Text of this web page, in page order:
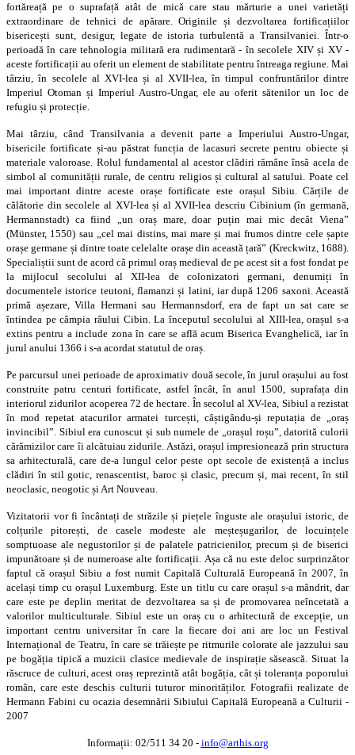
fortăreață pe o suprafață atât de mică care stau mărturie a unei varietăți
extraordinare de tehnici de apărare. Originile și dezvoltarea fortificațiilor
bisericești sunt, desigur, legate de istoria turbulentă a Transilvaniei. Într-o
perioadă în care tehnologia militară era rudimentară - în secolele XIV și XV -
aceste fortificații au oferit un element de stabilitate pentru întreaga regiune. Mai
târziu, în secolele al XVI-lea și al XVII-lea, în timpul confruntărilor dintre
Imperiul Otoman și Imperiul Austro-Ungar, ele au oferit sătenilor un loc de
refugiu și protecție.
Mai târziu, când Transilvania a devenit parte a Imperiului Austro-Ungar,
bisericile fortificate și-au păstrat funcția de lacasuri secrete pentru obiecte și
materiale valoroase. Rolul fundamental al acestor clădiri rămâne însă acela de
simbol al comunității rurale, de centru religios și cultural al satului. Poate cel
mai important dintre aceste orașe fortificate este orașul Sibiu. Cărțile de
călătorie din secolele al XVI-lea și al XVII-lea descriu Cibinium (în germană,
Hermannstadt) ca fiind „un oraș mare, doar puțin mai mic decât Viena”
(Münster, 1550) sau „cel mai distins, mai mare și mai frumos dintre cele șapte
orașe germane și dintre toate celelalte orașe din această țară” (Kreckwitz, 1688).
Specialiștii sunt de acord că primul oraș medieval de pe acest sit a fost fondat pe
la mijlocul secolului al XII-lea de colonizatori germani, denumiți în
documentele istorice teutoni, flamanzi și latini, iar după 1206 saxoni. Această
primă așezare, Villa Hermani sau Hermannsdorf, era de fapt un sat care se
întindea pe câmpia râului Cibin. La începutul secolului al XIII-lea, orașul s-a
extins pentru a include zona în care se află acum Biserica Evanghelică, iar în
jurul anului 1366 i s-a acordat statutul de oraș.
Pe parcursul unei perioade de aproximativ două secole, în jurul orașului au fost
construite patru centuri fortificate, astfel încât, în anul 1500, suprafața din
interiorul zidurilor acoperea 72 de hectare. În secolul al XV-lea, Sibiul a rezistat
în mod repetat atacurilor armatei turcești, câștigându-și reputația de „oraș
invincibil”. Sibiul era cunoscut și sub numele de „orașul roșu”, datorită culorii
cărămizilor care îi alcătuiau zidurile. Astăzi, orașul impresionează prin structura
sa arhitecturală, care de-a lungul celor peste opt secole de existență a inclus
clădiri în stil gotic, renascentist, baroc și clasic, precum și, mai recent, în stil
neoclasic, neogotic și Art Nouveau.
Vizitatorii vor fi încântați de străzile și piețele înguste ale orașului istoric, de
colțurile pitorești, de casele modeste ale meșteșugarilor, de locuințele
somptuoase ale negustorilor și de palatele patricienilor, precum și de biserici
impunătoare și de numeroase alte fortificații. Așa că nu este deloc surprinzător
faptul că orașul Sibiu a fost numit Capitală Culturală Europeană în 2007, în
același timp cu orașul Luxemburg. Este un titlu cu care orașul s-a mândrit, dar
care este pe deplin meritat de dezvoltarea sa și de promovarea neîncetată a
valorilor multiculturale. Sibiul este un oraș cu o arhitectură de excepție, un
important centru universitar în care la fiecare doi ani are loc un Festival
Internațional de Teatru, în care se trăiește pe ritmurile colorate ale jazzului sau
pe bogăția tipică a muzicii clasice medievale de inspirație săsească. Situat la
răscruce de culturi, acest oraș reprezintă atât bogăția, cât și toleranța poporului
român, care este deschis culturii tuturor minorităților. Fotografii realizate de
Hermann Fabini cu ocazia desemnării Sibiului Capitală Europeană a Culturii -
2007
Informații: 02/511 34 20 - info@arthis.org